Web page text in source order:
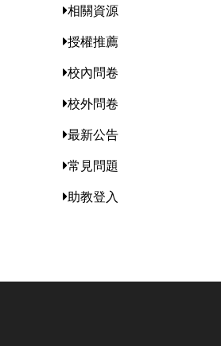
相關資源
授權推薦
校內問卷
校外問卷
最新公告
常見問題
助教登入